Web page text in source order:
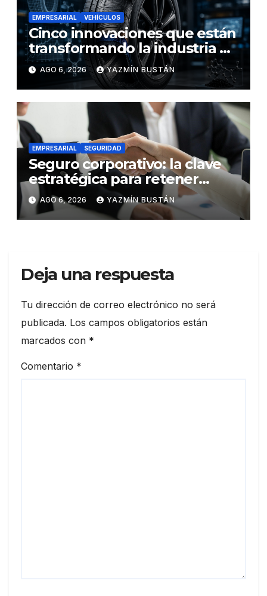
EMPRESARIAL VEHÍCULOS
Cinco innovaciones que están
transformando la industria de
los neumáticos y redefinen el
futuro de la movilidad
AGO 6, 2026 YAZMÍN BUSTÁN
EMPRESARIAL SEGURIDAD
Seguro corporativo: la clave
estratégica para retener
talento en Ecuador
AGO 6, 2026 YAZMÍN BUSTÁN
Deja una respuesta
Tu dirección de correo electrónico no será
publicada. Los campos obligatorios están
marcados con *
Comentario *